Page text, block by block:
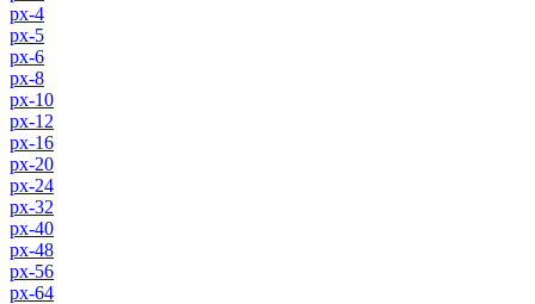
px-4
px-5
px-6
px-8
px-10
px-12
px-16
px-20
px-24
px-32
px-40
px-48
px-56
px-64